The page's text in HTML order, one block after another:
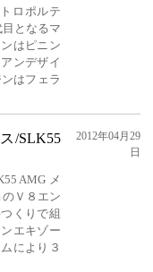
ロポルテ
となるマ
はピニン
ンデザイ
はフェラ
/SLK55
AMG メ
Ｖ８エン
くりで組
エキゾー
により３
2012年04月29
日